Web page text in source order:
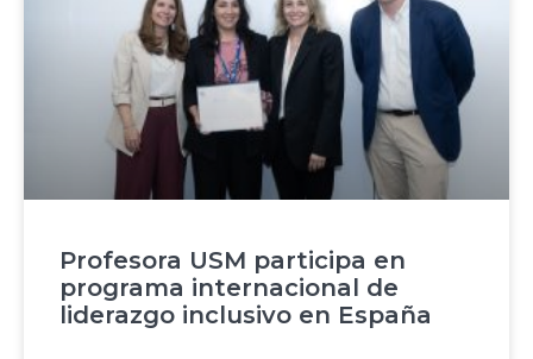
Profesora USM participa en
programa internacional de
liderazgo inclusivo en España